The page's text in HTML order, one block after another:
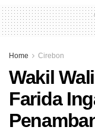
Home Cirebon
Wakil
Farida